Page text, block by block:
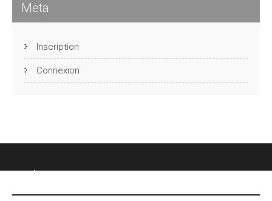
Meta
Inscription
Connexion